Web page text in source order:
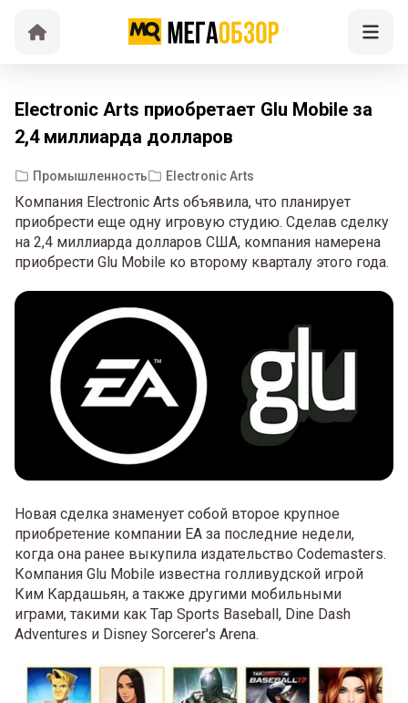
Electronic Arts приобретает Glu Mobile за
2,4 миллиарда долларов
Промышленность Electronic Arts
Компания Electronic Arts объявила, что планирует
приобрести еще одну игровую студию. Сделав сделку
на 2,4 миллиарда долларов США, компания намерена
приобрести Glu Mobile ко второму кварталу этого года.
Новая сделка знаменует собой второе крупное
приобретение компании EA за последние недели,
когда она ранее выкупила издательство Codemasters.
Компания Glu Mobile известна голливудской игрой
Ким Кардашьян, а также другими мобильными
играми, такими как Tap Sports Baseball, Dine Dash
Adventures и Disney Sorcerer's Arena.